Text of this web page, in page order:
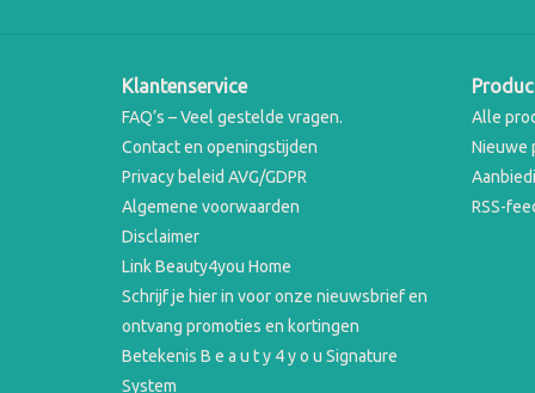
Klantenservice
FAQ’s – Veel gestelde vragen.
Contact en openingstijden
Privacy beleid AVG/GDPR
Algemene voorwaarden
Disclaimer
Link Beauty4you Home
Schrijf je hier in voor onze nieuwsbrief en
ontvang promoties en kortingen
Betekenis B e a u t y 4 y o u Signature
System
Alle
Nieuwe
RSS-